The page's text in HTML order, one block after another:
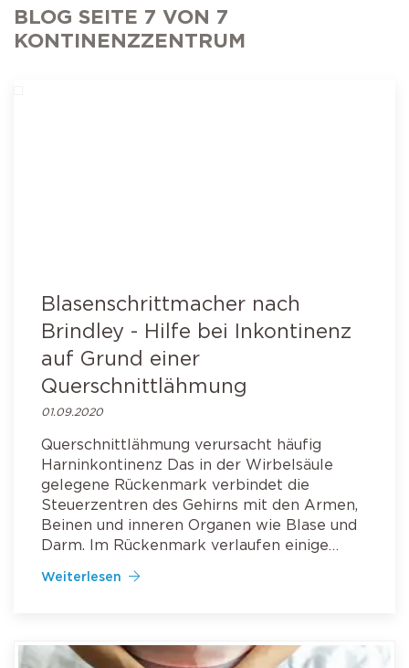
BLOG SEITE 7 VON 7
KONTINENZZENTRUM
Blasenschrittmacher nach
Brindley - Hilfe bei Inkontinenz
auf Grund einer
Querschnittlähmung
01.09.2020
Querschnittlähmung verursacht häufig
Harninkontinenz Das in der Wirbelsäule
gelegene Rückenmark verbindet die
Steuerzentren des Gehirns mit den Armen,
Beinen und inneren Organen wie Blase und
Darm. Im Rückenmark verlaufen einige…
Weiterlesen
Selbstkatheterismus
AMS 800 Schliessmuskelprothese
Operationen der Prostata
Schlaganfall